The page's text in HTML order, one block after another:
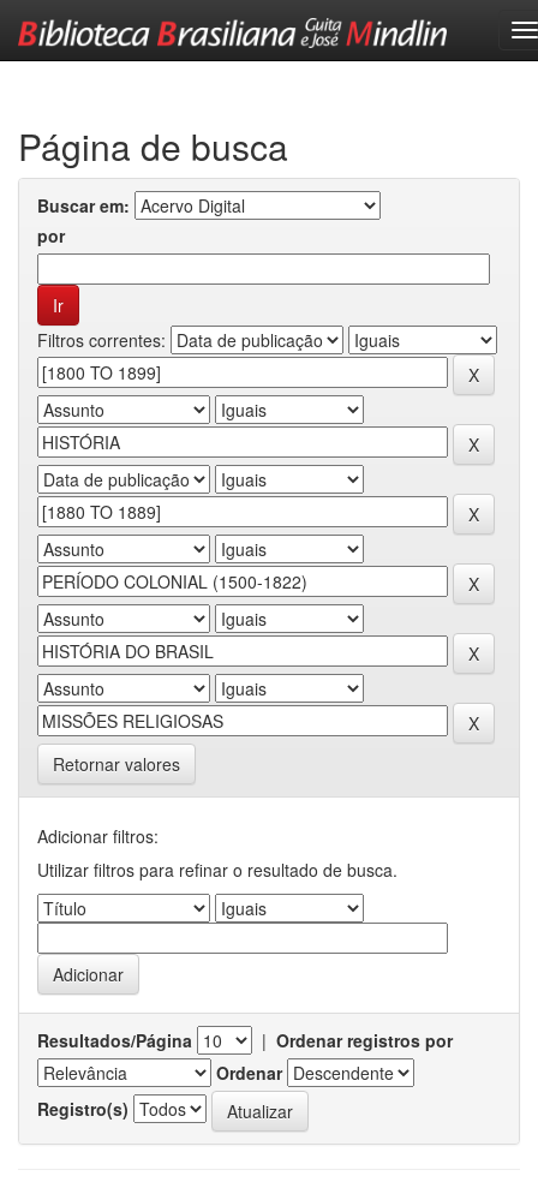
Página de busca
Buscar em:
por
Filtros correntes:
Retornar valores
Adicionar filtros:
Utilizar filtros para refinar o resultado de busca.
Resultados/Página | Ordenar registros por
Ordenar
Registro(s)